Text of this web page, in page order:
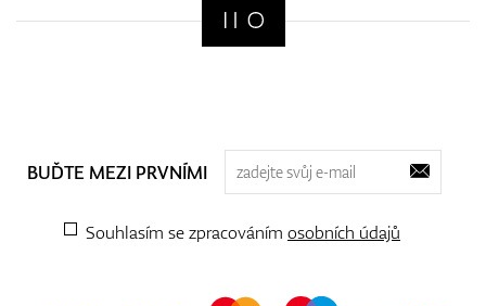
BUĎTE MEZI PRVNÍMI
Souhlasím se zpracováním osobních údajů